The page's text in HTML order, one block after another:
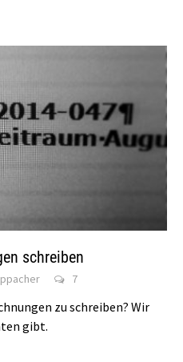
schreiben
7
zu schreiben? Wir
gibt.